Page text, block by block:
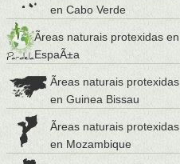
en Cabo Verde
Ãreas naturais protexidas en
EspaÃ±a
Ãreas naturais protexidas
en Guinea Bissau
Ãreas naturais protexidas
en Mozambique